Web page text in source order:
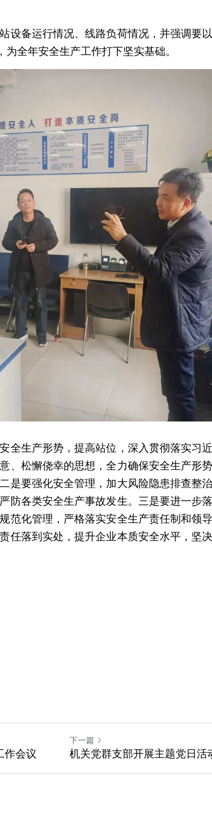
备运行情况、线路负荷情况，并强调要
全年安全生产工作打下坚实基础。
生产形势，提高站位，深入贯彻落实习
、松懈侥幸的思想，全力确保安全生产形
是要强化安全管理，加大风险隐患排查整
防各类安全生产事故发生。三是要进一步
范化管理，严格落实安全生产责任制和领
任落到实处，提升企业本质安全水平，坚
作会议
下一篇
机关党群支部开展主题党日活